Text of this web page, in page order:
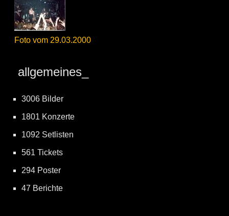
Foto vom 29.03.2000
allgemeines_
3006 Bilder
1801 Konzerte
1092 Setlisten
561 Tickets
294 Poster
47 Berichte